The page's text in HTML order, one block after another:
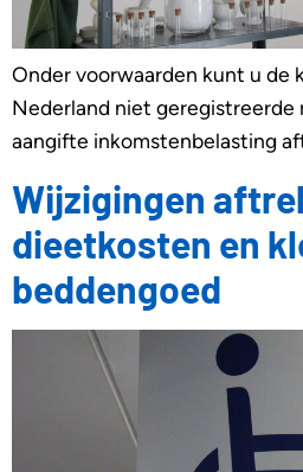
Onder voorwaarden kunt u de
Nederland niet geregistreerde
aangifte inkomstenbelasting
Wijzigingen
dieetkosten en
beddengoed